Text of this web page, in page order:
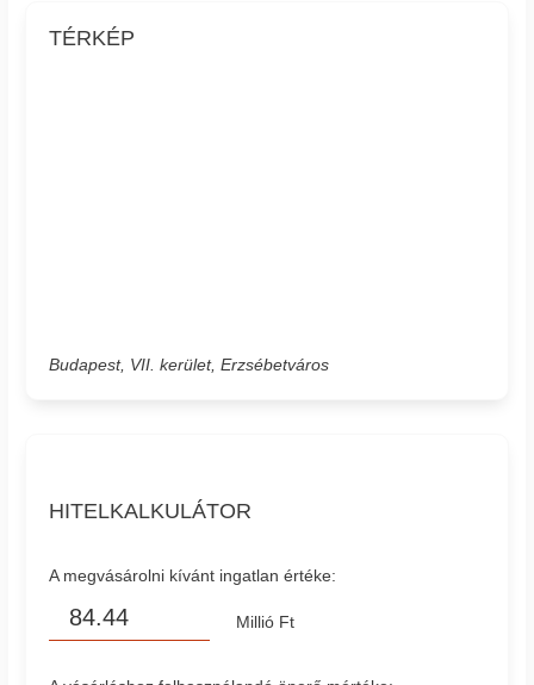
TÉRKÉP
Budapest, VII. kerület, Erzsébetváros
HITELKALKULÁTOR
A megvásárolni kívánt ingatlan értéke:
Millió Ft